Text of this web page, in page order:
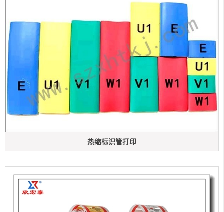
热缩标识管打印